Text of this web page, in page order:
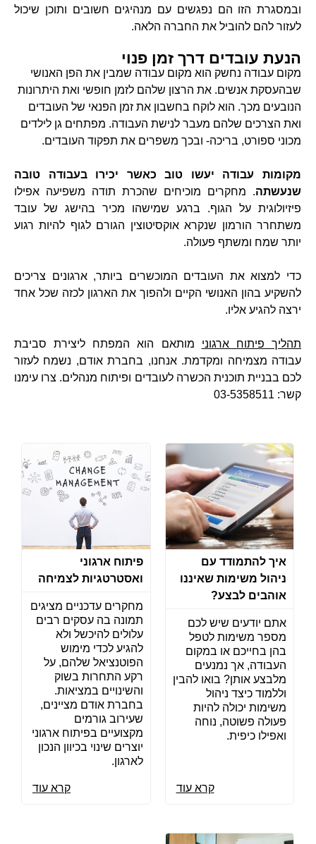
ובמסגרת הזו הם נפגשים עם מנהיגים חשובים ותוכן שיכול
לעזור להם להוביל את החברה הלאה.
הנעת עובדים דרך זמן פנוי
מקום עבודה נחשק הוא מקום עבודה שמבין את הפן האנושי
שבהעסקת אנשים. את הרצון שלהם לזמן חופשי ואת היתרונות
הנובעים מכך. הוא לוקח בחשבון את זמן הפנאי של העובדים
ואת הצרכים שלהם מעבר לנישת העבודה. מפתחים גן לילדים
מכוני ספורט, בריכה- ובכך משפרים את תפקוד העובדים.
מקומות עבודה יעשו טוב כאשר יכירו בעבודה טובה
שנעשתה. מחקרים מוכיחים שהכרת תודה משפיעה אפילו
פיזיולוגית על הגוף. ברגע שמישהו מכיר בהישג של עובד
משתחרר הורמון שנקרא אוקסיטוצין הגורם לגוף להיות רגוע
יותר שמח ומשתף פעולה.
כדי למצוא את העובדים המוכשרים ביותר, ארגונים צריכים
להשקיע בהון האנושי הקיים ולהפוך את הארגון לכזה שכל אחד
ירצה להגיע אליו.
תהליך פיתוח ארגוני מותאם הוא המפתח ליצירת סביבת
עבודה מצמיחה ומקדמת. אנחנו, בחברת אודם, נשמח לעזור
לכם בבניית תוכנית הכשרה לעובדים ופיתוח מנהלים. צרו עימנו
קשר: 03-5358511
איך להתמודד עם
ניהול משימות שאיננו
אוהבים לבצע?
אתם יודעים שיש לכם
מספר משימות לטפל
בהן בחייכם או במקום
העבודה, אך נמנעים
מלבצע אותן? בואו להבין
וללמוד כיצד ניהול
משימות יכולה להיות
פעולה פשוטה, נוחה
ואפילו כיפית.
קרא עוד
פיתוח ארגוני
ואסטרטגיות לצמיחה
מחקרים עדכניים מציגים
תמונה בה עסקים רבים
עלולים להיכשל ולא
להגיע לכדי מימוש
הפוטנציאל שלהם, על
רקע התחרות בשוק
והשינויים במציאות.
בחברת אודם מציינים,
שעירוב גורמים
מקצועיים בפיתוח ארגוני
יוצרים שינוי בכיוון הנכון
לארגון.
קרא עוד